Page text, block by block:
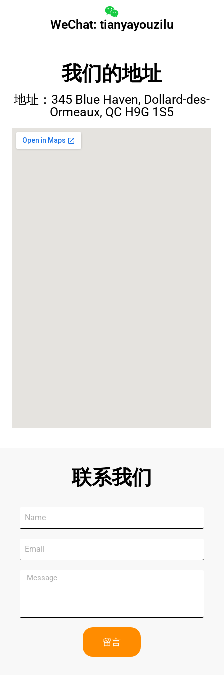
WeChat: tianyayouzilu
我们的地址
地址：345 Blue Haven, Dollard-des-
Ormeaux, QC H9G 1S5
联系我们
留言